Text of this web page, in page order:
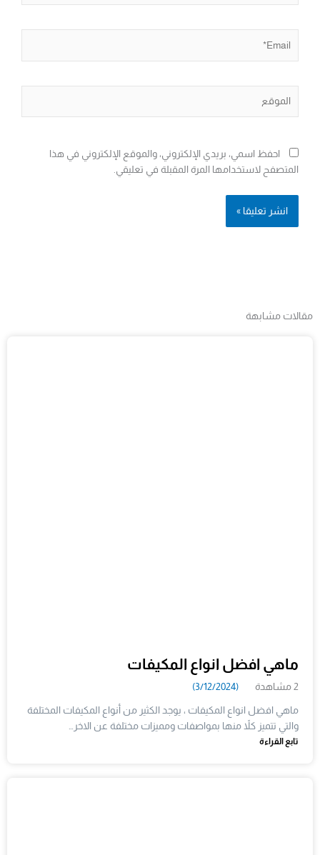
احفظ اسمي، بريدي الإلكتروني، والموقع الإلكتروني في هذا
المتصفح لاستخدامها المرة المقبلة في تعليقي.
مقالات مشابهة
ماهي افضل انواع المكيفات
2 مشاهدة (3/12/2024)
ماهي افضل انواع المكيفات ، يوجد الكثير من أنواع المكيفات المختلفة
والتي تتميز كلاً منها بمواصفات ومميزات مختلفة عن الاخر…
تابع القراءة